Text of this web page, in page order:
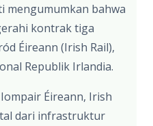
mengumumkan bahwa
kontrak tiga
Éireann (Irish Rail),
Republik Irlandia.
Éireann, Irish
dari infrastruktur